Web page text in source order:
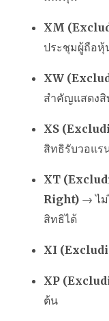
XM
ประชุมผู้ถือหุ้
XW
สำคัญแสดงสิ
XS
สิทธิรับวอแร
XT
Right) → ไ
สิทธิได้
XI
XP
ต้น